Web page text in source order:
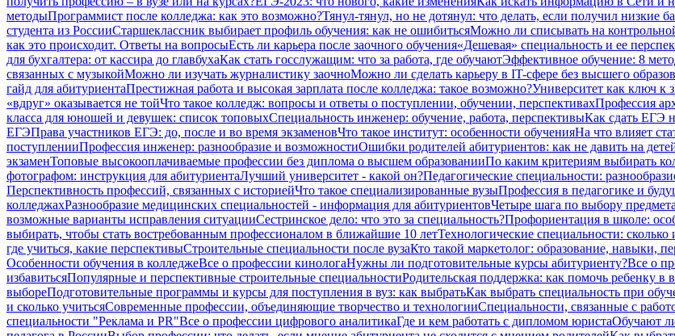
методыПрограммист после колледжа: как это возможно?Тянул-тянул, но не дотянул: что делать, если получил низкие
студента из РоссииСтаршеклассник выбирает профиль обучения: как не ошибитьсяМожно ли списывать на
как это происходит. Ответы на вопросыЕсть ли карьера после заочного обучения«Дешевая» специальность и ее
для бухгалтера: от кассира до главбухаКак стать госслужащим: что за работа, где обучаютЭффективное обучение: 8
связанных с музыкойМожно ли изучать журналистику заочноМожно ли сделать карьеру в IT-сфере без высшего
гайд для абитуриентаПрестижная работа и высокая зарплата после колледжа: такое возможно?Университет как ключ к
«вдруг» оказывается не тойЧто такое колледж: вопросы и ответы о поступлении, обучении, перспективахПрофессия
класса для юношей и девушек: список топовыхСпециальность инженер: обучение, работа, перспективыКак сдать ЕГЭ
ЕГЭПрава участников ЕГЭ: до, после и во время экзаменовЧто такое институт: особенности обученияНа что влияет
поступленииПрофессия инженер: разнообразие и возможностиОшибки родителей абитуриентов: как не давить на
экзаменТоповые высокооплачиваемые профессии без диплома о высшем образованииПо каким критериям выбирать
фотографом: инструкция для абитуриентаЛучший университет - какой он?Педагогические специальности:
Перспективность профессий, связанных с историейЧто такое специализированные вузыПрофессия в педагогике и
колледжахРазнообразие медицинских специальностей - информация для абитуриентовЧетыре шага по выбору
возможные варианты исправления ситуацииСестринское дело: что это за специальность?Профориентация в школе:
выбирать, чтобы стать востребованным профессионалом в ближайшие 10 летТехнологические специальности: сколько
где учиться, какие перспективыСтроительные специальности после вузаКто такой маркетолог: образование, навыки,
Особенности обучения в колледжеВсе о профессии кинологаНужны ли подготовительные курсы абитуриенту?Все о
избавитьсяПопулярные и перспективные строительные специальностиРодительская поддержка: как помочь ребенку в
выбореПодготовительные программы и курсы для поступления в вуз: как выбратьКак выбрать специальность при
и сколько учитьсяСовременные профессии, объединяющие творчество и технологииСпециальности, связанные с
специальности "Реклама и PR"Все о профессии цифрового аналитикаГде и кем работать с дипломом юристаОбучают